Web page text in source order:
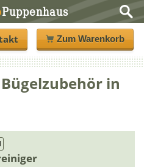
Puppenhaus
Zum Warenkorb
in